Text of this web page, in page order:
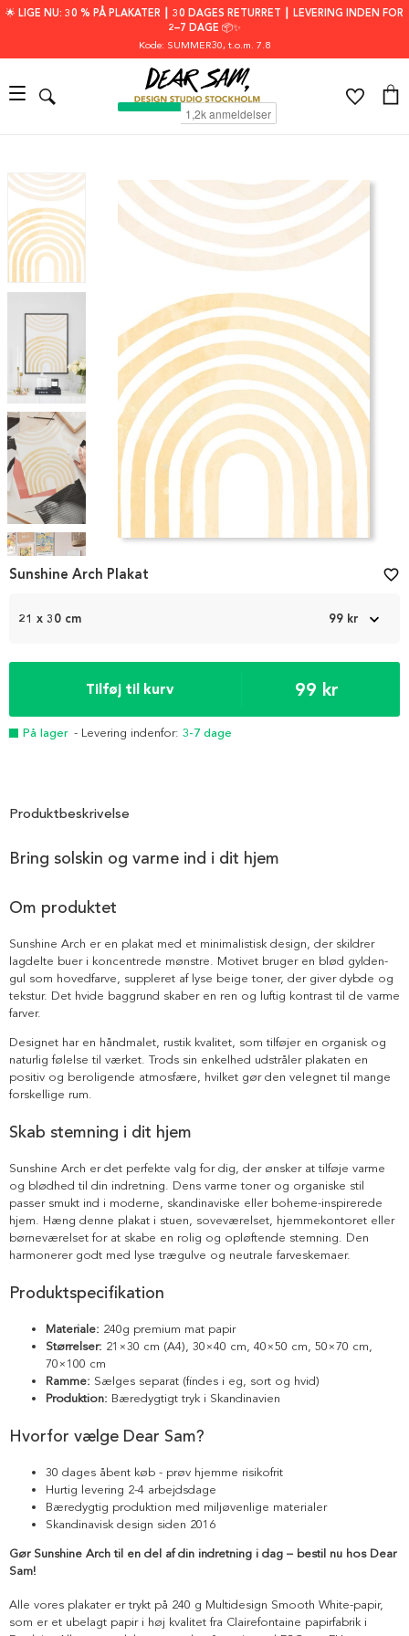
🌟 LIGE NU: 30 % PÅ PLAKATER ┃ 30 DAGES RETURRET ┃ LEVERING INDEN FOR
2–7 DAGE 📦✨
Kode: SUMMER30, t.o.m. 7.8
Item
1
21 x 30 cm 99 kr
Tilføj til kurv 99 kr
På lager - Levering indenfor: 3-7 dage
Sunshine Arch Plakat favorite_border
Produktbeskrivelse
Bring solskin og varme ind i dit hjem
Om produktet
Sunshine Arch er en plakat med et minimalistisk design, der skildrer
lagdelte buer i koncentrede mønstre. Motivet bruger en blød gylden-
gul som hovedfarve, suppleret af lyse beige toner, der giver dybde og
tekstur. Det hvide baggrund skaber en ren og luftig kontrast til de varme
farver.
Designet har en håndmalet, rustik kvalitet, som tilføjer en organisk og
naturlig følelse til værket. Trods sin enkelhed udstråler plakaten en
positiv og beroligende atmosfære, hvilket gør den velegnet til mange
forskellige rum.
Skab stemning i dit hjem
Sunshine Arch er det perfekte valg for dig, der ønsker at tilføje varme
og blødhed til din indretning. Dens varme toner og organiske stil
passer smukt ind i moderne, skandinaviske eller boheme-inspirerede
hjem. Hæng denne plakat i stuen, soveværelset, hjemmekontoret eller
børneværelset for at skabe en rolig og opløftende stemning. Den
harmonerer godt med lyse trægulve og neutrale farveskemaer.
Produktspecifikation
Materiale: 240g premium mat papir
Størrelser: 21×30 cm (A4), 30×40 cm, 40×50 cm, 50×70 cm,
70×100 cm
Ramme: Sælges separat (findes i eg, sort og hvid)
Produktion: Bæredygtigt tryk i Skandinavien
Hvorfor vælge Dear Sam?
30 dages åbent køb - prøv hjemme risikofrit
Hurtig levering 2-4 arbejdsdage
Bæredygtig produktion med miljøvenlige materialer
Skandinavisk design siden 2016
Gør Sunshine Arch til en del af din indretning i dag – bestil nu hos Dear
Sam!
Alle vores plakater er trykt på 240 g Multidesign Smooth White-papir,
som er et ubelagt papir i høj kvalitet fra Clairefontaine papirfabrik i